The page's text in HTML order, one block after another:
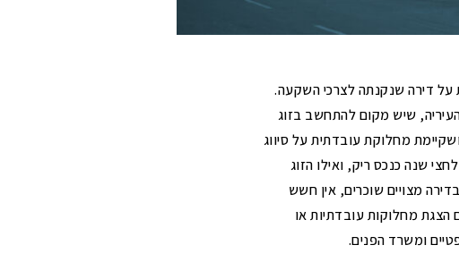
על דירה שנקנתה לצרכי השקעה.
העיריה, שיש מקום להתחשב בזוג
מחלוקת עובדתית על סיווג
שנה כנכס ריק, ואילו הזוג
מצויים שוכרים, אין חשש
מחלוקות עובדתיות או
ומשרד הפנים.